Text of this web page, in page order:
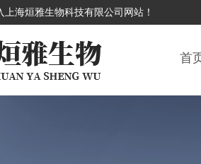
上海烜雅生物科技有限公司网站！
首